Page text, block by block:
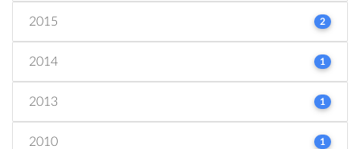
2015 2
2014 1
2013 1
2010 1